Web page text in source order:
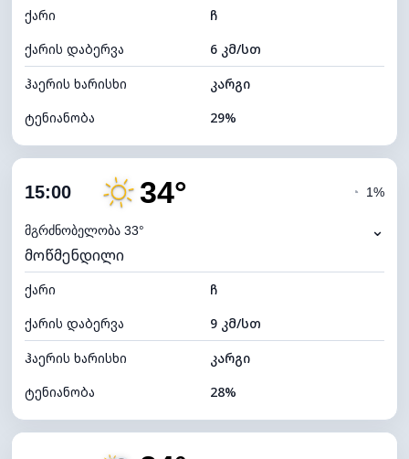
განათების ინდექსი 7 (ნათელი)
ღრუბლის სიმაღლე 11200 მ
ქარი
ჩ
ქარის დაბერვა
6 კმ/სთ
ჰაერის ხარისხი
კარგი
ტენიანობა
29%
ღრუბლიანობა
ნამის წერტილი
ხილვადობა
განათების ინდექსი 7 (ნათელი)
ღრუბლის სიმაღლე 10960 მ
15:00 34°
მგრძნობელობა 33°
◔ 1%
⌄
მოწმენდილი
ქარი
ჩ
ქარის დაბერვა
9 კმ/სთ
ჰაერის ხარისხი
კარგი
ტენიანობა
28%